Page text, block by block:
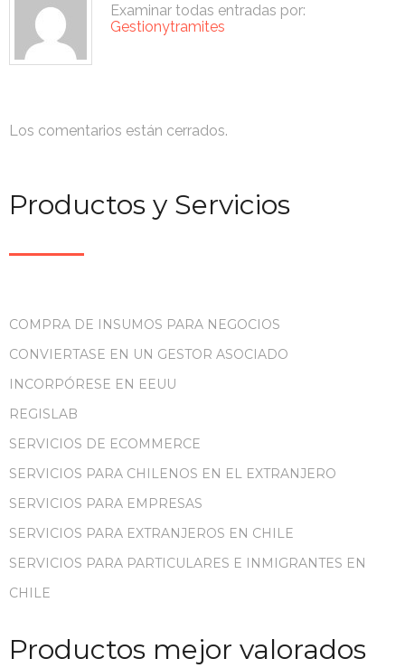
Examinar todas entradas por:
Gestionytramites
Los comentarios están cerrados.
Productos y Servicios
COMPRA DE INSUMOS PARA NEGOCIOS
CONVIERTASE EN UN GESTOR ASOCIADO
INCORPÓRESE EN EEUU
REGISLAB
SERVICIOS DE ECOMMERCE
SERVICIOS PARA CHILENOS EN EL EXTRANJERO
SERVICIOS PARA EMPRESAS
SERVICIOS PARA EXTRANJEROS EN CHILE
SERVICIOS PARA PARTICULARES E INMIGRANTES EN
CHILE
Productos mejor valorados